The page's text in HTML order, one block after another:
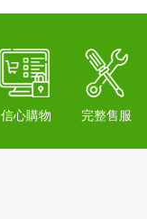
信心購物 完整售服